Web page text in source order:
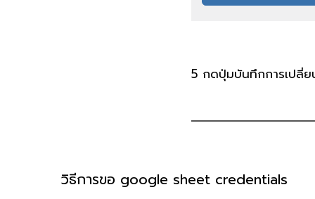
5 กดปุ่มบันทึกการเปลี่
วิธีการขอ google sheet credentials